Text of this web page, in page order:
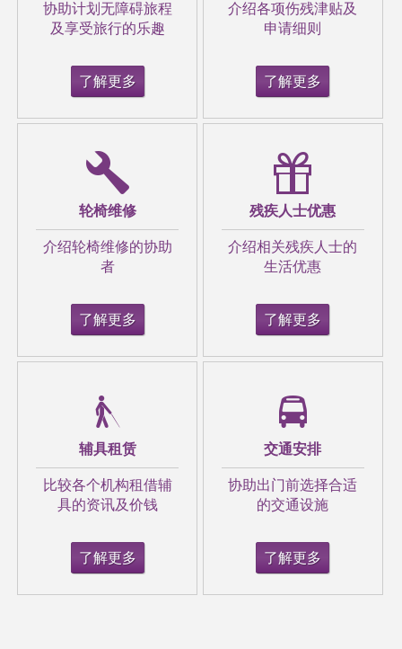
学生偕轮椅人士学飞镖 不明罕见病患者：不
应剥削残疾人士尝试权利
协助计划无障碍旅程
及享受旅行的乐趣
了解更多
介绍各项伤残津贴及
申请细则
了解更多
轮椅维修
介绍轮椅维修的协助
者
了解更多
残疾人士优惠
介绍相关残疾人士的
生活优惠
了解更多
辅具租赁
比较各个机构租借辅
具的资讯及价钱
了解更多
交通安排
协助出门前选择合适
的交通设施
了解更多